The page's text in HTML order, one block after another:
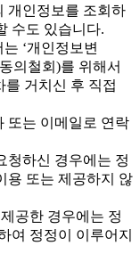
개인정보를 조회하
수도 있습니다.
‘개인정보변
의철회)를 위해서
를 거치신 후 직접
또는 이메일로 연락
청하신 경우에는 정
용 또는 제공하지 않
공한 경우에는 정
여 정정이 이루어지